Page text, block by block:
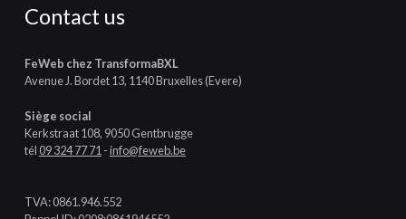
Contact us
FeWeb chez TransformaBXL
Avenue J. Bordet 13, 1140 Bruxelles (Evere)
Siège social
Kerkstraat 108, 9050 Gentbrugge
tél09 324 77 71 -info@feweb.be
TVA: 0861.946.552